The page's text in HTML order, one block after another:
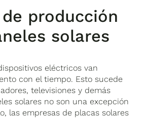
producción
solares
eléctricos van
con el tiempo. Esto sucede
televisiones y demás
solares no son una excepción
las empresas de placas solares